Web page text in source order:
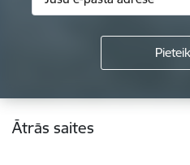
Kājene
Ātrās saites